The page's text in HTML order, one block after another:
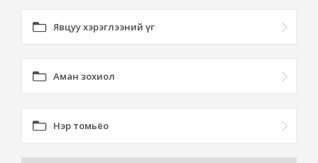
Явцуу хэрэглээний үг
Аман зохиол
Нэр томьёо